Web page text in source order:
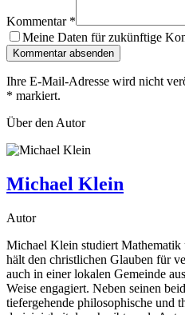
Kommentar *
Meine Daten für zukünftige
Kommentar absenden
Ihre E-Mail-Adresse wird nicht
* markiert.
Über den Autor
Michael Klein
Autor
Michael Klein studiert
hält den christlichen Glauben für
auch in einer lokalen Gemeinde
Weise engagiert. Neben seinen
tiefergehende philosophische und